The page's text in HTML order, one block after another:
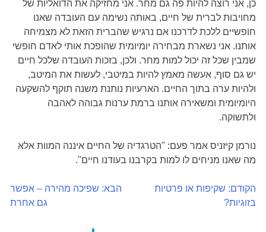
כן, אני רוצה להיות פה גם מחר. אני מחזיקה את הדואליות של
מחויבות לברית של חיים, באותה נשימה עם העובדה שאנו
חופשיים ללכת לדרכנו אם נרגיש שהברית הזאת לא מצמיחה
אותנו. אני נשארת מבחירה יומיומית שהופכת אותי לאדם חופשי
שמבין שכל זה יכול למות מחר. ולכן, בזכות העובדה שלכל חיים
יש גם סוף, אעשה מאמץ להיות במיטבי, לעשות את המיטב,
ולהיות ערה בתוך החיים. הארעיות נותנת משנה תוקף להשקעה
היומיומית ומשאירה אותנו ברמת ערנות גבוהה לאהבה
ולתשוקה.
נורמן קיזניס אמר פעם: "הטרגדיה של החיים איננה המוות אלא
מה שאנו מניחים לו למות בקרבנו בעודנו חיים".
ניווט
הקודם: שקיפות או פרטיות
בזוגיות?
הבא: שפיכה מהירה – אפשר
גם אחרת